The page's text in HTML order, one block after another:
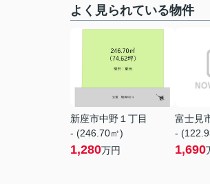
よく見られている物件
新座市中野１丁目
- (246.70㎡)
1,280万円
富士見
-
1,690